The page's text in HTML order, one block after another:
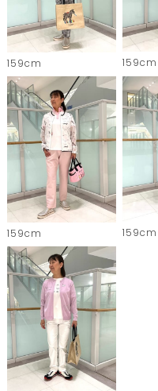
159cm 159cm
159cm 159cm